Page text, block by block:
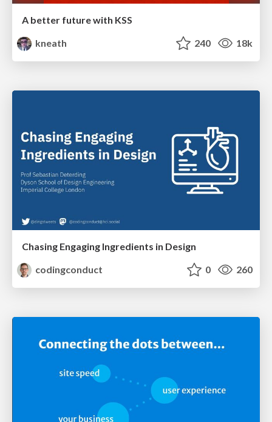
A better future with KSS
kneath
240 18k
Chasing Engaging Ingredients in Design
codingconduct
0 260